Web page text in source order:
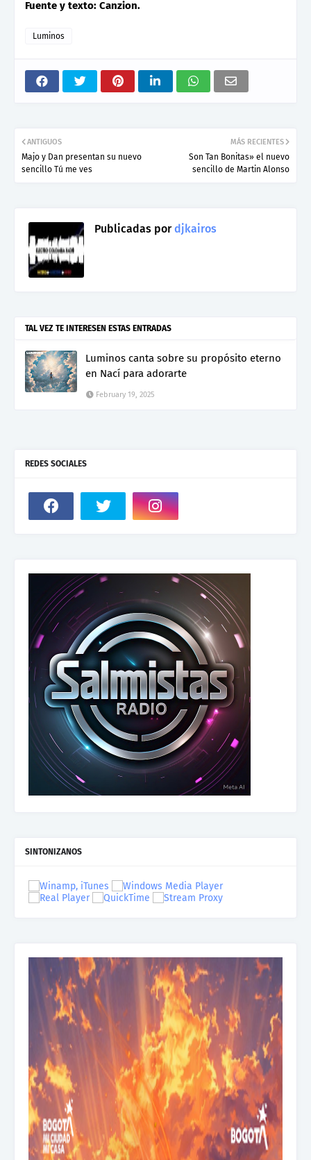
Fuente y texto: Canzion.
Luminos
MÁS RECIENTES
Son Tan Bonitas» el nuevo
sencillo de Martin Alonso
ANTIGUOS
Majo y Dan presentan su nuevo
sencillo Tú me ves
Publicadas pordjkairos
TAL VEZ TE INTERESEN ESTAS ENTRADAS
Luminos canta sobre su propósito eterno
en Nací para adorarte
February 19, 2025
REDES SOCIALES
SINTONIZANOS